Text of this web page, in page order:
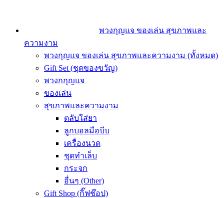
พวงกุญแจ ของเล่น สุขภาพและ
ความงาม
พวงกุญแจ ของเล่น สุขภาพและความงาม (ทั้งหมด)
Gift Set (ชุดของขวัญ)
พวงกกุญแจ
ของเล่น
สุขภาพและความงาม
ตลับใส่ยา
ลูกบอลมือบีบ
เครื่องนวด
ชุดทำเล็บ
กระจก
อื่นๆ (Other)
Gift Shop (กิ๊ฟช๊อป)